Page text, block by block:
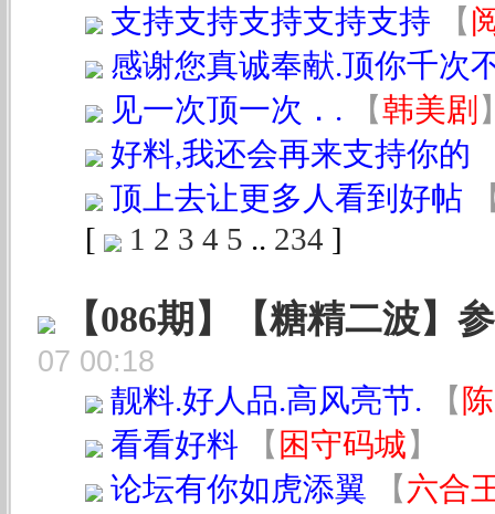
支持支持支持支持支持
【
感谢您真诚奉献.顶你千次
见一次顶一次．.
【韩美剧
好料,我还会再来支持你的
顶上去让更多人看到好帖
[
1 2 3 4 5 .. 234 ]
【086期】【糖精二波】
07 00:18
靓料.好人品.高风亮节. 【
看看好料
【 困守码城】
论坛有你如虎添翼
【六合